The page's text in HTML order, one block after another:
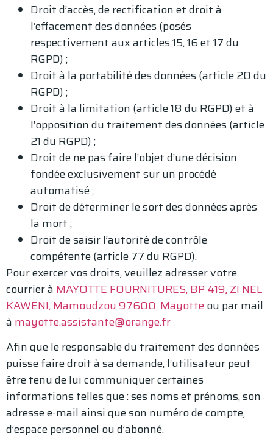
Droit d’accès, de rectification et droit à
l’effacement des données (posés
respectivement aux articles 15, 16 et 17 du
RGPD) ;
Droit à la portabilité des données (article 20 du
RGPD) ;
Droit à la limitation (article 18 du RGPD) et à
l’opposition du traitement des données (article
21 du RGPD) ;
Droit de ne pas faire l’objet d’une décision
fondée exclusivement sur un procédé
automatisé ;
Droit de déterminer le sort des données après
la mort ;
Droit de saisir l’autorité de contrôle
compétente (article 77 du RGPD).
Pour exercer vos droits, veuillez adresser votre
courrier à MAYOTTE FOURNITURES, BP 419, ZI NEL
KAWENI, Mamoudzou 97600, Mayotteou par mail
à mayotte.assistante@orange.fr
Afin que le responsable du traitement des données
puisse faire droit à sa demande, l’utilisateur peut
être tenu de lui communiquer certaines
informations telles que : ses noms et prénoms, son
adresse e-mail ainsi que son numéro de compte,
d’espace personnel ou d’abonné.